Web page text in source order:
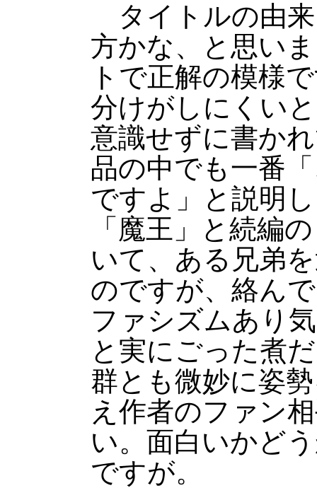
タイトルの由
方かな、と思い
トで正解の模様
分けがしにくい
意識せずに書か
品の中でも一番
ですよ」と説明
「魔王」と続編
いて、ある兄弟
のですが、絡ん
ファシズムあり
と実にごった煮
群とも微妙に姿
え作者のファン
い。面白いかど
ですが。